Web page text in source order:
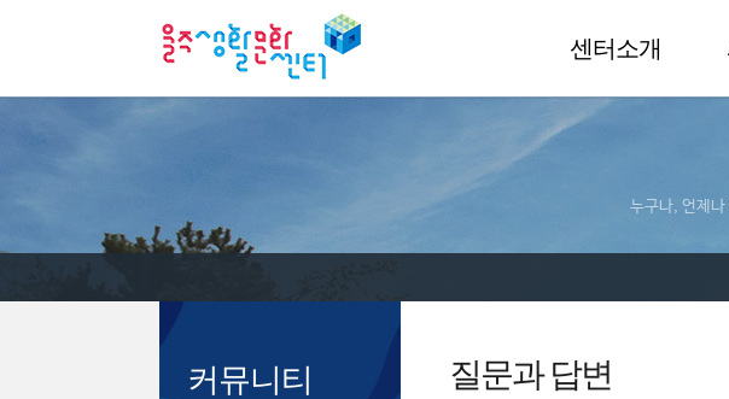
센터소개
누구나, 언제
커뮤니티 질문과 답변